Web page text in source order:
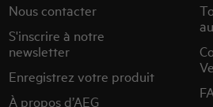
Nous contacter
S'inscrire à notre
newsletter
Enregistrez votre produit
À propos d’AEG